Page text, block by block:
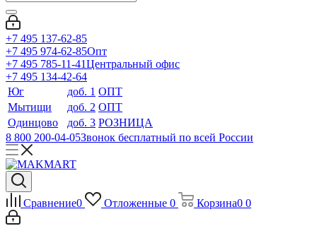
+7 495 137-62-85
+7 495 974-62-85Опт
+7 495 785-11-41Центральный офис
+7 495 134-42-64
Юг
доб. 1 ОПТ
Мытищи
доб. 2 ОПТ
Одинцово
доб. 3 РОЗНИЦА
8 800 200-04-05Звонок бесплатный по всей России
Сравнение0 Отложенные 0 Корзина0 0